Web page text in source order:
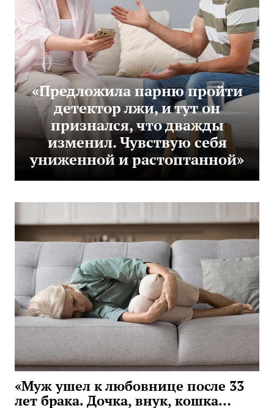
«Предложила парню пройти
детектор лжи, и тут он
признался, что дважды
изменил. Чувствую себя
униженной и растоптанной»
«Муж ушел к любовнице после 33
лет брака. Дочка, внук, кошка…